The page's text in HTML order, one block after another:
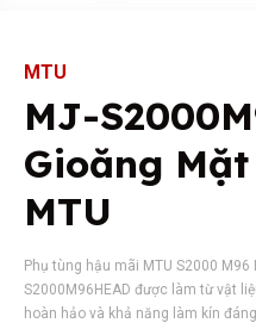
MTU
MJ-
Gioăng
MTU
Phụ tùng hậu mãi MTU S2000 M96
S2000M96HEAD được làm từ vật
hoàn hảo và khả năng làm kín